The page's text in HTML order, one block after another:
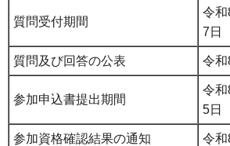
質問受付期間
令和
7日
質問及び回答の公表 令和
参加申込書提出期間
令和
5日
参加資格確認結果の通知 令